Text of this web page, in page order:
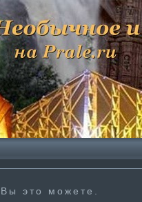
Вы это можете.